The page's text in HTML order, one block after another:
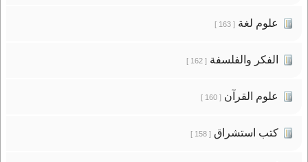
علوم لغة[ 163 ]
الفكر والفلسفة[ 162 ]
علوم القرآن[ 160 ]
كتب استشراق[ 158 ]